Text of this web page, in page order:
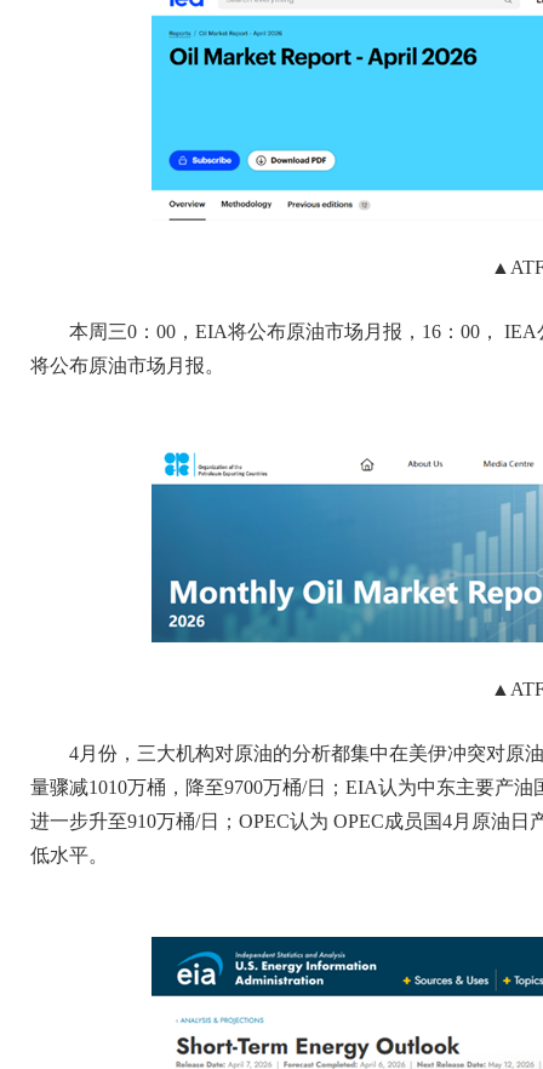
本周三0：00，EIA将公布原油市场月报，16：00，
将公布原油市场月报。
4月份，三大机构对原油的分析都集中在美伊冲突对原
量骤减1010万桶，降至9700万桶/日；EIA认为中东主要产
进一步升至910万桶/日；OPEC认为 OPEC成员国4月原油
低水平。